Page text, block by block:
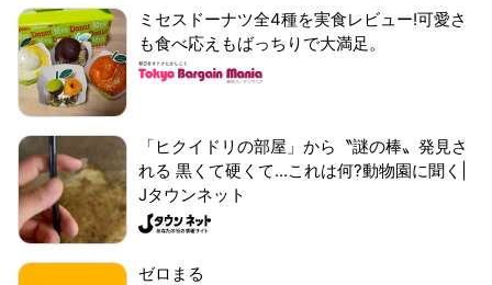
ミセスドーナツ全4種を実食レビュー!可愛さ
も食べ応えもばっちりで大満足。
「ヒクイドリの部屋」から〝謎の棒〟発見さ
れる 黒くて硬くて...これは何?動物園に聞く|
Jタウンネット
ゼロまる